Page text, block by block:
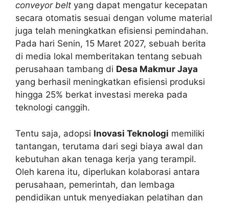
conveyor belt yang dapat mengatur kecepatan
secara otomatis sesuai dengan volume material
juga telah meningkatkan efisiensi pemindahan.
Pada hari Senin, 15 Maret 2027, sebuah berita
di media lokal memberitakan tentang sebuah
perusahaan tambang di Desa Makmur Jaya
yang berhasil meningkatkan efisiensi produksi
hingga 25% berkat investasi mereka pada
teknologi canggih.
Tentu saja, adopsi Inovasi Teknologi memiliki
tantangan, terutama dari segi biaya awal dan
kebutuhan akan tenaga kerja yang terampil.
Oleh karena itu, diperlukan kolaborasi antara
perusahaan, pemerintah, dan lembaga
pendidikan untuk menyediakan pelatihan dan